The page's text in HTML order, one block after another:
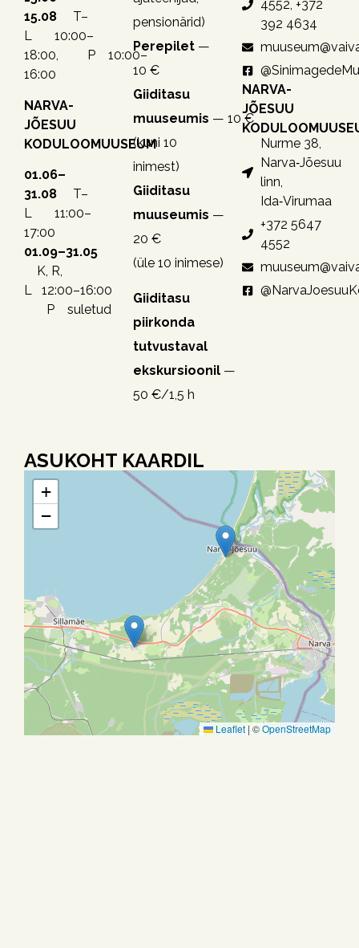
15.08 T–
L 10:00–
18:00, P 10:00–
16:00
NARVA-
JÕESUU
KODULOOMUUSEUM
01.06–
31.08 T–
L 11:00–
17:00
01.09–31.05
K, R,
L 12:00–16:00
P suletud
pensionärid)
Perepilet —
10 €
Giiditasu
muuseumis — 10 €
(kuni 10
inimest)
Giiditasu
muuseumis —
20 €
(üle 10 inimese)
Giiditasu
piirkonda
tutvustaval
ekskursioonil —
50 €/1,5 h
4552, +372
392 4634
NARVA-
JÕESUU
Nurme 38,
Narva‑Jõesuu
linn,
Ida‑Virumaa
+372 5647
4552
ASUKOHT KAARDIL
+
−
Leaflet|©OpenStreetMap